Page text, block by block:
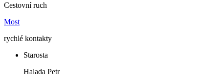
Cestovní ruch
Most
rychlé kontakty
Starosta
Halada Petr